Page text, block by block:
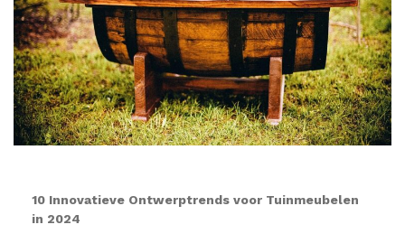
10 Innovatieve Ontwerptrends voor Tuinmeubelen
in 2024